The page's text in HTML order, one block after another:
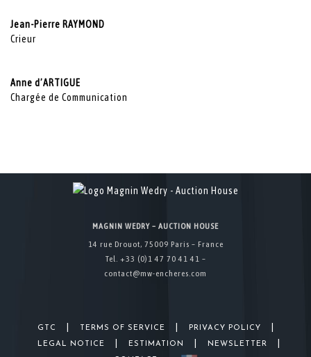
Jean-Pierre RAYMOND
Crieur
Anne d’ARTIGUE
Chargée de Communication
MAGNIN WEDRY – AUCTION HOUSE
14 rue Drouot, 75009 Paris – France
Tel. +33 (0)1 47 70 41 41 –
contact@mw-encheres.com
GTC TERMS OF SERVICE PRIVACY POLICY
LEGAL NOTICE ESTIMATION NEWSLETTER